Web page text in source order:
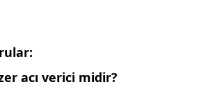
acı verici midir?